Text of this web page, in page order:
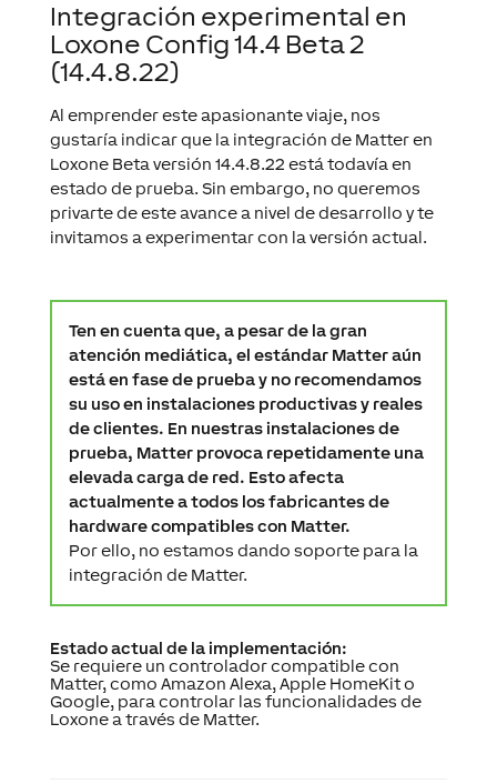
Integración experimental en
Loxone Config 14.4 Beta 2
(14.4.8.22)
Al emprender este apasionante viaje, nos
gustaría indicar que la integración de Matter en
Loxone Beta versión 14.4.8.22 está todavía en
estado de prueba. Sin embargo, no queremos
privarte de este avance a nivel de desarrollo y te
invitamos a experimentar con la versión actual.
Ten en cuenta que, a pesar de la gran
atención mediática, el estándar Matter aún
está en fase de prueba y no recomendamos
su uso en instalaciones productivas y reales
de clientes. En nuestras instalaciones de
prueba, Matter provoca repetidamente una
elevada carga de red. Esto afecta
actualmente a todos los fabricantes de
hardware compatibles con Matter.
Por ello, no estamos dando soporte para la
integración de Matter.
Estado actual de la implementación:
Se requiere un controlador compatible con
Matter, como Amazon Alexa, Apple HomeKit o
Google, para controlar las funcionalidades de
Loxone a través de Matter.